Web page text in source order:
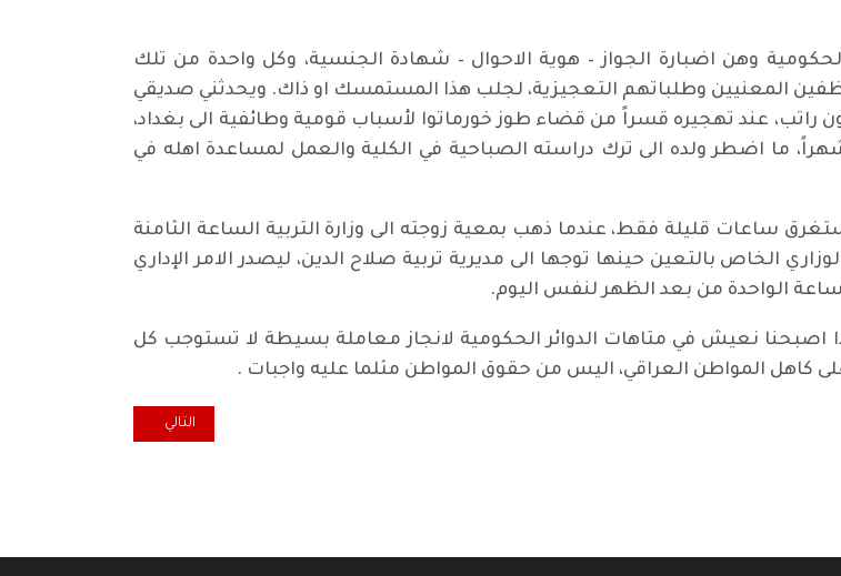
وهن اضبارة الجواز – هوية الاحوال – شهادة الجنسية، وكل واحدة من تلك
المعنيين وطلباتهم التعجيزية، لجلب هذا المستمسك او ذاك. ويحدثني صديقي
راتب، عند تهجيره قسراً من قضاء طوز خورماتوا لأسباب قومية وطائفية الى بغداد،
ما اضطر ولده الى ترك دراسته الصباحية في الكلية والعمل لمساعدة اهله في
ساعات قليلة فقط، عندما ذهب بمعية زوجته الى وزارة التربية الساعة الثامنة
الخاص بالتعين حينها توجها الى مديرية تربية صلاح الدين، ليصدر الامر الإداري
الواحدة من بعد الظهر لنفس اليوم.
اصبحنا نعيش في متاهات الدوائر الحكومية لانجاز معاملة بسيطة لا تستوجب كل
كاهل المواطن العراقي، اليس من حقوق المواطن مثلما عليه واجبات .
المقال التالي: نقطة ضوء... لِمَ
التالي